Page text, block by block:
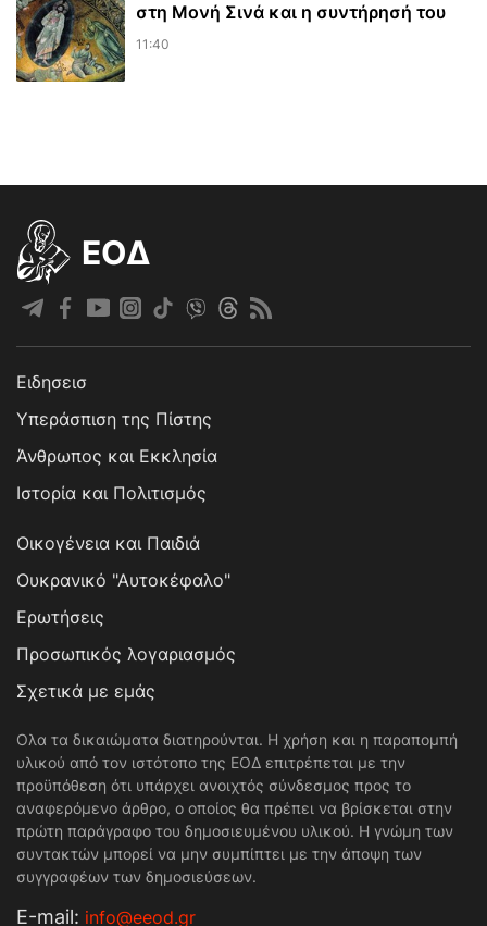
στη Μονή Σινά και η συντήρησή του
11:40
EOΔ
Ειδησεισ
Υπεράσπιση της Πίστης
Άνθρωπος και Εκκλησία
Ιστορία και Πολιτισμός
Οικογένεια και Παιδιά
Ουκρανικό "Αυτοκέφαλο"
Ερωτήσεις
Προσωπικός λογαριασμός
Σχετικά με εμάς
Ολα τα δικαιώματα διατηρούνται. Η χρήση και η παραπομπή
υλικού από τον ιστότοπο της ΕΟΔ επιτρέπεται με την
προϋπόθεση ότι υπάρχει ανοιχτός σύνδεσμος προς το
αναφερόμενο άρθρο, ο οποίος θα πρέπει να βρίσκεται στην
πρώτη παράγραφο του δημοσιευμένου υλικού. Η γνώμη των
συντακτών μπορεί να μην συμπίπτει με την άποψη των
συγγραφέων των δημοσιεύσεων.
Е-mail: info@eeod.gr